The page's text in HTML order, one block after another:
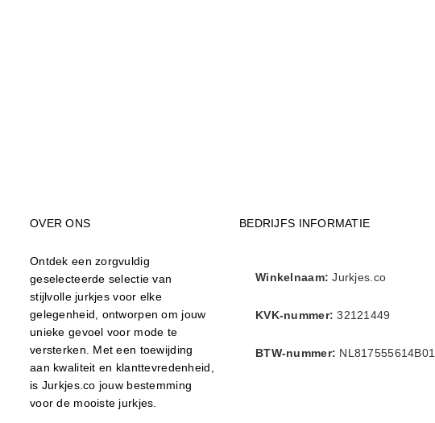
OVER ONS
Ontdek een zorgvuldig
geselecteerde selectie van
stijlvolle jurkjes voor elke
gelegenheid, ontworpen om jouw
unieke gevoel voor mode te
versterken. Met een toewijding
aan kwaliteit en klanttevredenheid,
is Jurkjes.co jouw bestemming
voor de mooiste jurkjes.
BEDRIJFS INFORMATIE
Winkelnaam: Jurkjes.co
KVK-nummer: 32121449
BTW-nummer: NL817555614B01